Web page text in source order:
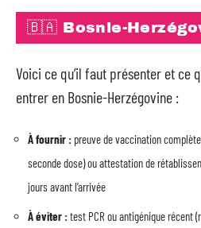
🇧🇦 Bosnie-
Voici ce qu’il faut présenter et ce
entrer en Bosnie-Herzégovine :
À fournir : preuve de vaccination
seconde dose) ou attestation de
jours avant l’arrivée
À éviter :test PCR ou antigénique récent